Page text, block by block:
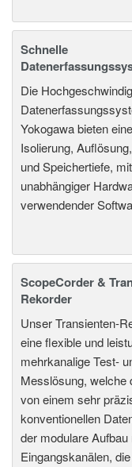
Schnelle
Die
Yokogawa bieten
Isolierung,
und Speichertiefe, mit
unabhängiger
verwendender
ScopeCorder &
Rekorder
Unser Transienten-
eine flexible und
mehrkanalige Test-
Messlösung, welche
von einem sehr
konventionellen
der modulare
Eingangskanälen,